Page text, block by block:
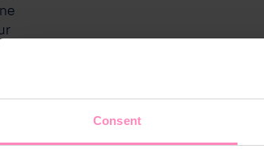
Consent
en ligne
App